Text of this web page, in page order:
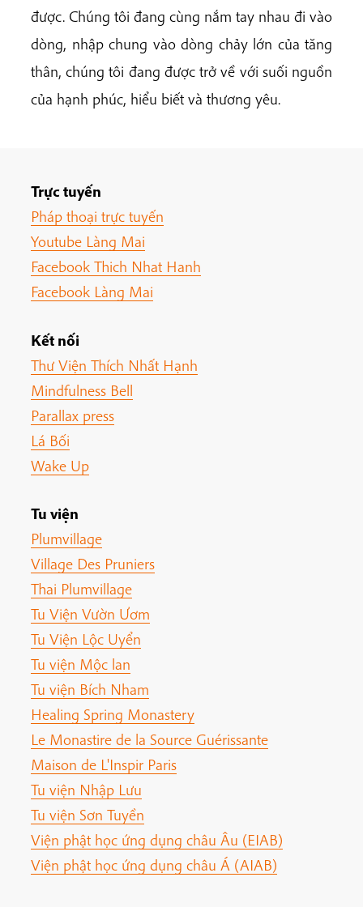
được. Chúng tôi đang cùng nắm tay nhau đi vào
dòng, nhập chung vào dòng chảy lớn của tăng
thân, chúng tôi đang được trở về với suối nguồn
của hạnh phúc, hiểu biết và thương yêu.
Trực tuyến
Pháp thoại trực tuyến
Youtube Làng Mai
Facebook Thich Nhat Hanh
Facebook Làng Mai
Kết nối
Thư Viện Thích Nhất Hạnh
Mindfulness Bell
Parallax press
Lá Bối
Wake Up
Tu viện
Plumvillage
Village Des Pruniers
Thai Plumvillage
Tu Viện Vườn Ươm
Tu Viện Lộc Uyển
Tu viện Mộc lan
Tu viện Bích Nham
Healing Spring Monastery
Le Monastire de la Source Guérissante
Maison de L'Inspir Paris
Tu viện Nhập Lưu
Tu viện Sơn Tuyền
Viện phật học ứng dụng châu Âu (EIAB)
Viện phật học ứng dụng châu Á (AIAB)